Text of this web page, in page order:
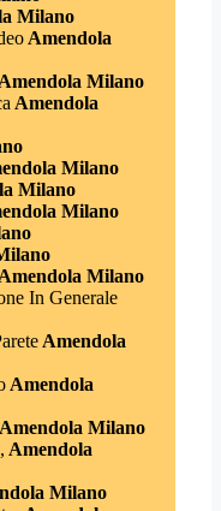
Milano
Amendola
Milano
Amendola
Milano
Milano
Milano
Milano
In Generale
Amendola
Amendola
Milano
Amendola
Milano